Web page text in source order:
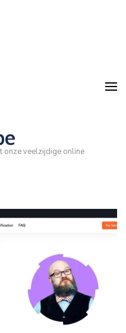
onze veelzijdige online